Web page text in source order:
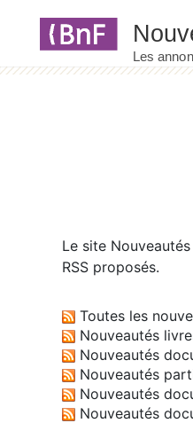
Le site
RSS proposés.
Toutes les
Nouveautés
Nouveautés
Nouveautés
Nouveautés
Nouveautés